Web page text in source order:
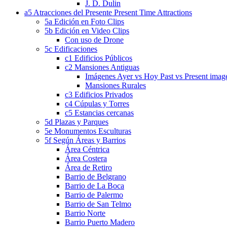
J. D. Dulin
a5 Atracciones del Presente Present Time Attractions
5a Edición en Foto Clips
5b Edición en Video Clips
Con uso de Drone
5c Edificaciones
c1 Edificios Públicos
c2 Mansiones Antiguas
Imágenes Ayer vs Hoy Past vs Present
Mansiones Rurales
c3 Edificios Privados
c4 Cúpulas y Torres
c5 Estancias cercanas
5d Plazas y Parques
5e Monumentos Esculturas
5f Según Áreas y Barrios
Área Céntrica
Área Costera
Área de Retiro
Barrio de Belgrano
Barrio de La Boca
Barrio de Palermo
Barrio de San Telmo
Barrio Norte
Barrio Puerto Madero